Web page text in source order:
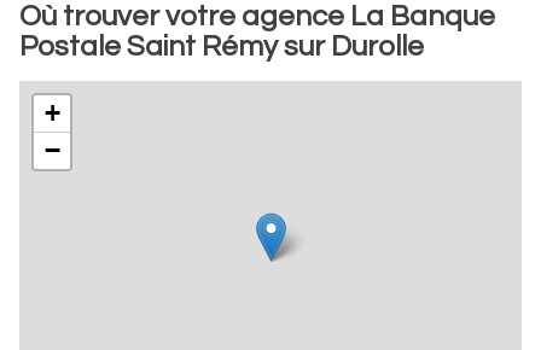
Où trouver votre agence La Banque
Postale Saint Rémy sur Durolle
+
−